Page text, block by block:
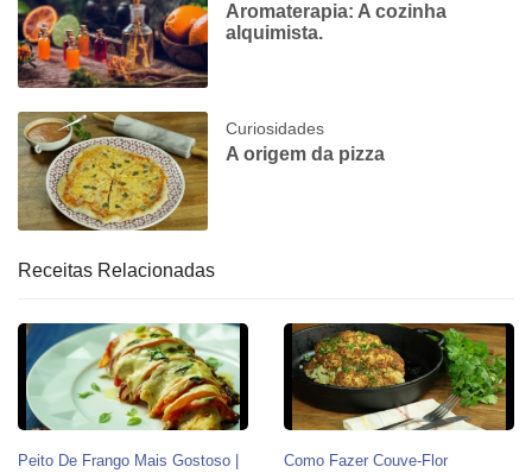
Aromaterapia: A cozinha
alquimista.
Curiosidades
A origem da pizza
Receitas Relacionadas
Peito De Frango Mais Gostoso |
Como Fazer Couve-Flor